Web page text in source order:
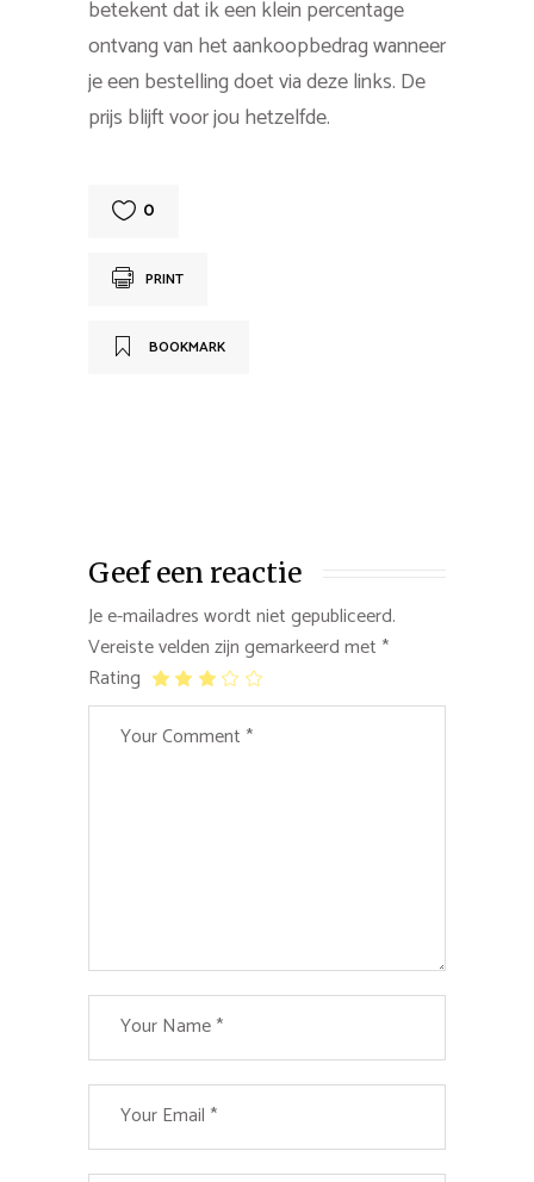
betekent dat ik een klein percentage
ontvang van het aankoopbedrag wanneer
je een bestelling doet via deze links. De
prijs blijft voor jou hetzelfde.
0
PRINT
BOOKMARK
Geef een reactie
Je e-mailadres wordt niet gepubliceerd.
Vereiste velden zijn gemarkeerd met *
Rating